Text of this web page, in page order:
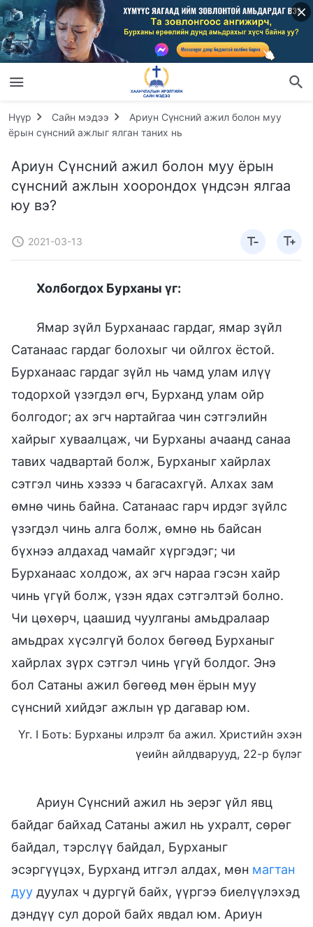
Нүүр Сайн мэдээ
Ариун Сүнсний ажил болон муу
ёрын сүнсний ажлыг ялган таних нь
Ариун Сүнсний ажил болон муу ёрын
сүнсний ажлын хоорондох үндсэн ялгаа
юу вэ?
2021-03-13
Холбогдох Бурханы үг:
Ямар зүйл Бурханаас гардаг, ямар зүйл
Сатанаас гардаг болохыг чи ойлгох ёстой.
Бурханаас гардаг зүйл нь чамд улам илүү
тодорхой үзэгдэл өгч, Бурханд улам ойр
болгодог; ах эгч нартайгаа чин сэтгэлийн
хайрыг хуваалцаж, чи Бурханы ачаанд санаа
тавих чадвартай болж, Бурханыг хайрлах
сэтгэл чинь хэзээ ч багасахгүй. Алхах зам
өмнө чинь байна. Сатанаас гарч ирдэг зүйлс
үзэгдэл чинь алга болж, өмнө нь байсан
бүхнээ алдахад чамайг хүргэдэг; чи
Бурханаас холдож, ах эгч нараа гэсэн хайр
чинь үгүй болж, үзэн ядах сэтгэлтэй болно.
Чи цөхөрч, цаашид чуулганы амьдралаар
амьдрах хүсэлгүй болох бөгөөд Бурханыг
хайрлах зүрх сэтгэл чинь үгүй болдог. Энэ
бол Сатаны ажил бөгөөд мөн ёрын муу
сүнсний хийдэг ажлын үр дагавар юм.
Үг. I Боть: Бурханы илрэлт ба ажил. Христийн эхэн
үеийн айлдварууд, 22-р бүлэг
Ариун Сүнсний ажил нь эерэг үйл явц
байдаг байхад Сатаны ажил нь ухралт, сөрөг
байдал, тэрслүү байдал, Бурханыг
эсэргүүцэх, Бурханд итгэл алдах, мөн магтан
дуу дуулах ч дургүй байх, үүргээ биелүүлэхэд
дэндүү сул дорой байх явдал юм. Ариун